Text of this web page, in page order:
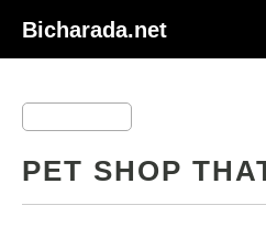
Bicharada.net
PET SHOP